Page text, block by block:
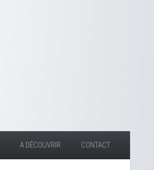
A DÉCOUVRIR CONTACT